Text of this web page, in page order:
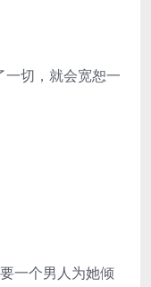
切，就会宽恕一
一个男人为她倾